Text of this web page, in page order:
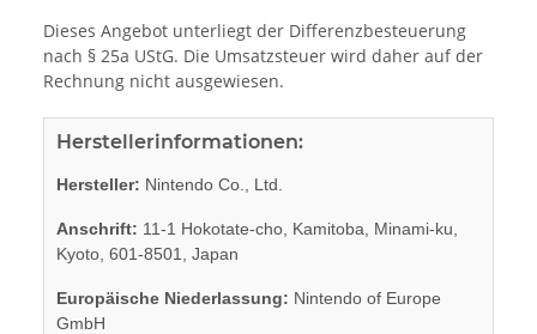
Dieses Angebot unterliegt der Differenzbesteuerung
nach § 25a UStG. Die Umsatzsteuer wird daher auf der
Rechnung nicht ausgewiesen.
Herstellerinformationen:
Hersteller: Nintendo Co., Ltd.
Anschrift: 11-1 Hokotate-cho, Kamitoba, Minami-ku,
Kyoto, 601-8501, Japan
Europäische Niederlassung: Nintendo of Europe
GmbH